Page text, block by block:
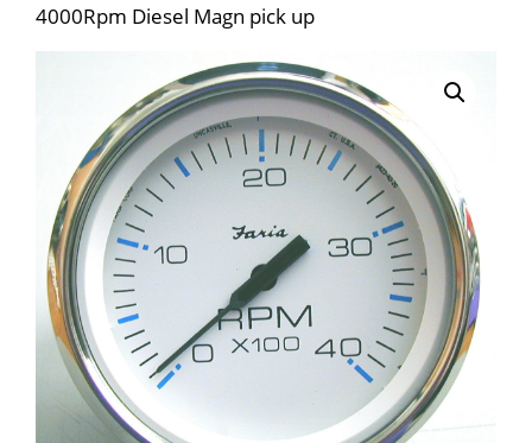
4000Rpm Diesel Magn pick up